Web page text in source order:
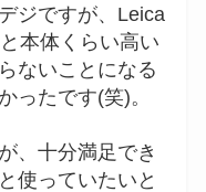
ジですが、Leica
本体くらい高い
ないことになる
ったです(笑)。
、十分満足でき
使っていたいと